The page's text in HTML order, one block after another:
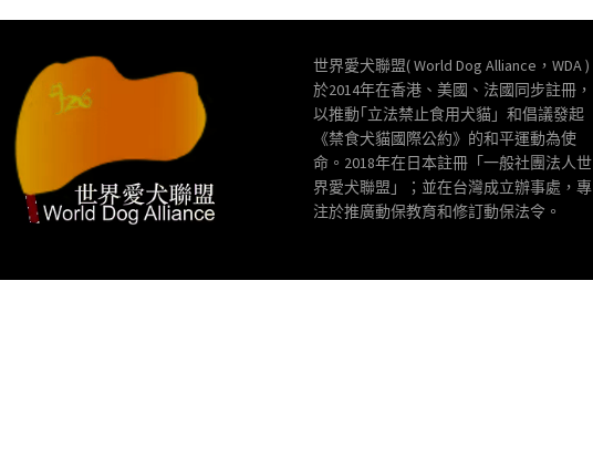
世界愛犬聯盟( World Dog Alliance，WDA )
於2014年在香港、美國、法國同步註冊，
以推動｢立法禁止食用犬貓」和倡議發起
《禁食犬貓國際公約》的和平運動為使
命。2018年在日本註冊「一般社團法人世
界愛犬聯盟」；並在台灣成立辦事處，專
注於推廣動保教育和修訂動保法令。